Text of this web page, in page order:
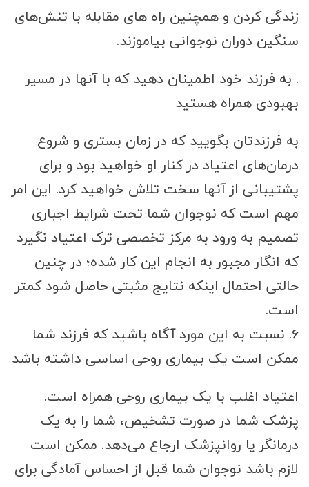
زندگی کردن و همچنین راه های مقابله با تنش‌های
سنگین دوران نوجوانی بیاموزند.
. به فرزند خود اطمینان دهید که با آنها در مسیر
بهبودی همراه هستید
به فرزندتان بگویید که در زمان بستری و شروع
درمان‌های اعتیاد در کنار او خواهید بود و برای
پشتیبانی از آنها سخت تلاش خواهید کرد. این امر
مهم است که نوجوان شما تحت شرایط اجباری
تصمیم به ورود به مرکز تخصصی ترک اعتیاد نگیرد
که انگار مجبور به انجام این کار شده؛ در چنین
حالتی احتمال اینکه نتایج مثبتی حاصل شود کمتر
است.
۶. نسبت به این مورد آگاه باشید که فرزند شما
ممکن است یک بیماری روحی اساسی داشته باشد
اعتیاد اغلب با یک بیماری روحی همراه است.
پزشک شما در صورت تشخیص، شما را به یک
درمانگر یا روانپزشک ارجاع می‌دهد. ممکن است
لازم باشد نوجوان شما قبل از احساس آمادگی برای